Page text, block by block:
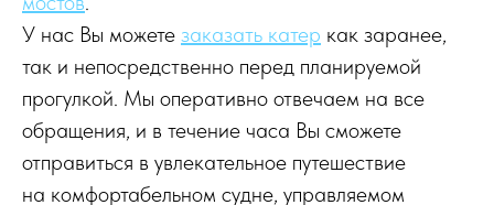
У нас Вы можете заказать катер как заранее,
так и непосредственно перед планируемой
прогулкой. Мы оперативно отвечаем на все
обращения, и в течение часа Вы сможете
отправиться в увлекательное путешествие
на комфортабельном судне, управляемом